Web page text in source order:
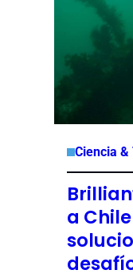
Ciencia &
a